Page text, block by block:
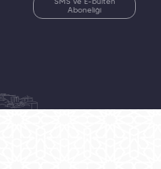
SMS ve E-bülten
Aboneliği